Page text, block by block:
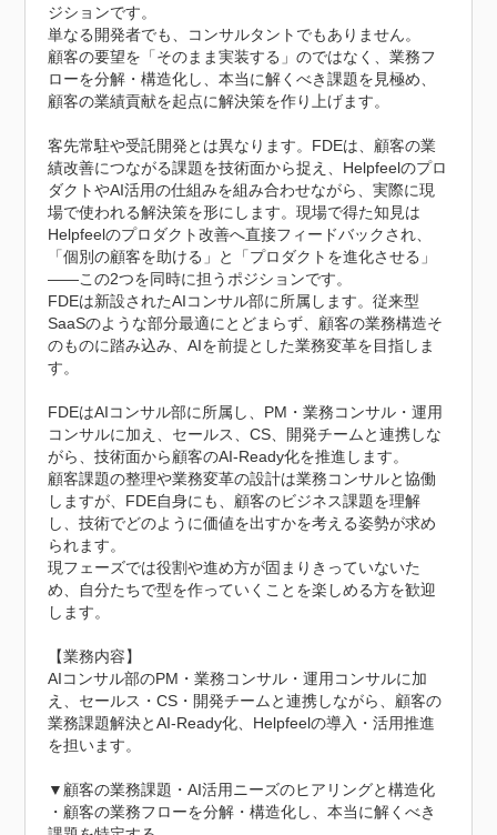
ジションです。
単なる開発者でも、コンサルタントでもありません。
顧客の要望を「そのまま実装する」のではなく、業務フ
ローを分解・構造化し、本当に解くべき課題を見極め、
顧客の業績貢献を起点に解決策を作り上げます。
客先常駐や受託開発とは異なります。FDEは、顧客の業
績改善につながる課題を技術面から捉え、Helpfeelのプロ
ダクトやAI活用の仕組みを組み合わせながら、実際に現
場で使われる解決策を形にします。現場で得た知見は
Helpfeelのプロダクト改善へ直接フィードバックされ、
「個別の顧客を助ける」と「プロダクトを進化させる」
——この2つを同時に担うポジションです。
FDEは新設されたAIコンサル部に所属します。従来型
SaaSのような部分最適にとどまらず、顧客の業務構造そ
のものに踏み込み、AIを前提とした業務変革を目指しま
す。
FDEはAIコンサル部に所属し、PM・業務コンサル・運用
コンサルに加え、セールス、CS、開発チームと連携しな
がら、技術面から顧客のAI-Ready化を推進します。
顧客課題の整理や業務変革の設計は業務コンサルと協働
しますが、FDE自身にも、顧客のビジネス課題を理解
し、技術でどのように価値を出すかを考える姿勢が求め
られます。
現フェーズでは役割や進め方が固まりきっていないた
め、自分たちで型を作っていくことを楽しめる方を歓迎
します。
【業務内容】
AIコンサル部のPM・業務コンサル・運用コンサルに加
え、セールス・CS・開発チームと連携しながら、顧客の
業務課題解決とAI-Ready化、Helpfeelの導入・活用推進
を担います。
▼顧客の業務課題・AI活用ニーズのヒアリングと構造化
・顧客の業務フローを分解・構造化し、本当に解くべき